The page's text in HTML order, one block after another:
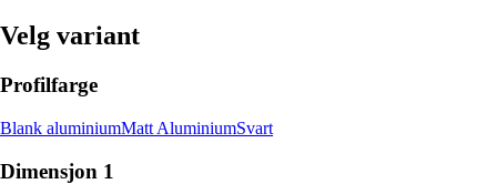
Velg variant
Profilfarge
Blank aluminiumMatt AluminiumSvart
Dimensjon 1